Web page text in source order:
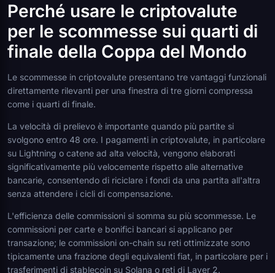
Perché usare le criptovalute
per le scommesse sui quarti di
finale della Coppa del Mondo
Le scommesse in criptovalute presentano tre vantaggi funzionali
direttamente rilevanti per una finestra di tre giorni compressa
come i quarti di finale.
La velocità di prelievo è importante quando più partite si
svolgono entro 48 ore. I pagamenti in criptovalute, in particolare
su Lightning o catene ad alta velocità, vengono elaborati
significativamente più velocemente rispetto alle alternative
bancarie, consentendo di riciclare i fondi da una partita all'altra
senza attendere i cicli di compensazione.
L'efficienza delle commissioni si somma su più scommesse. Le
commissioni per carte e bonifici bancari si applicano per
transazione; le commissioni on-chain su reti ottimizzate sono
tipicamente una frazione degli equivalenti fiat, in particolare per i
trasferimenti di stablecoin su Solana o reti di Layer 2.